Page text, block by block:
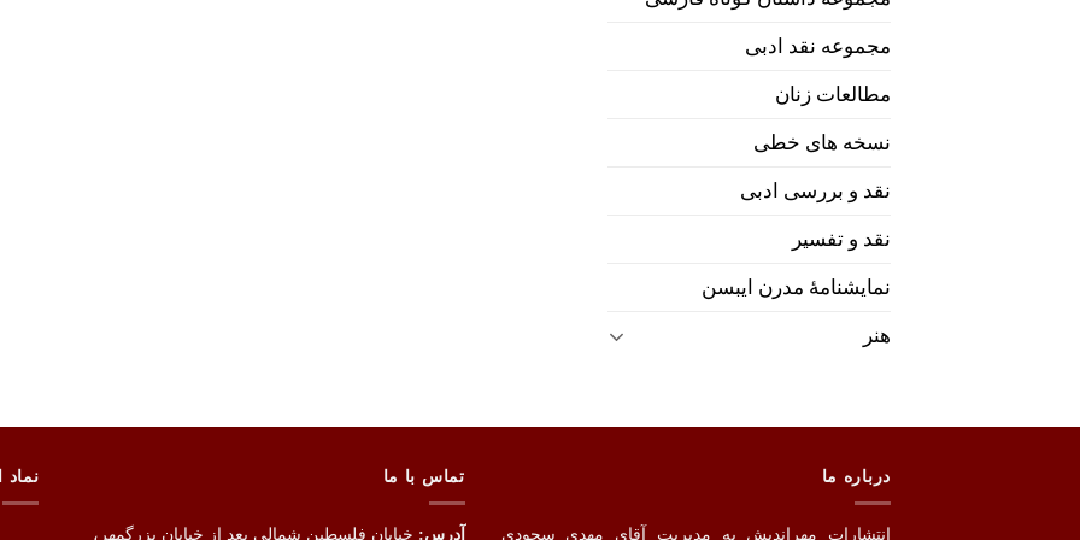
مجموعه نقد ادبی
مطالعات زنان
نسخه های خطی
نقد و بررسی ادبی
نقد و تفسیر
نمایشنامۀ مدرن ایبسن
هنر
درباره ما
انتشارات مهراندیش به مدیریت آقای مهدی سجودی
تماس با ما
آدرس: خیابان فلسطین شمالی بعد از خیابان بزرگمهر،
نماد